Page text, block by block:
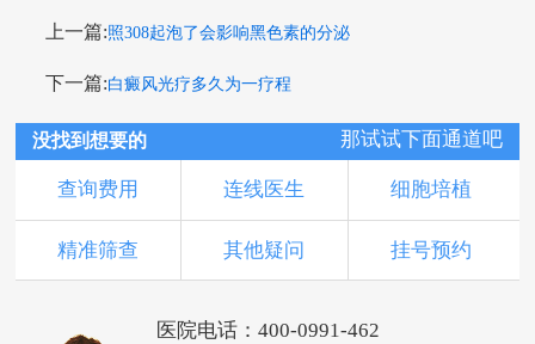
上一篇:照308起泡了会影响黑色素的分泌
下一篇:白癜风光疗多久为一疗程
没找到想要的 那试试下面通道吧
查询费用 连线医生 细胞培植
精准筛查 其他疑问 挂号预约
医院电话：400-0991-462